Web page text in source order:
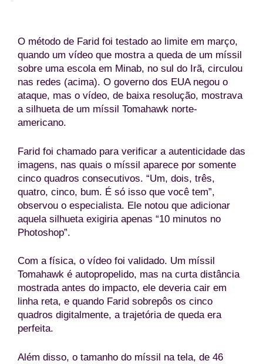
O método de Farid foi testado ao limite em março,
quando um vídeo que mostra a queda de um míssil
sobre uma escola em Minab, no sul do Irã, circulou
nas redes (acima). O governo dos EUA negou o
ataque, mas o vídeo, de baixa resolução, mostrava
a silhueta de um míssil Tomahawk norte-
americano.
Farid foi chamado para verificar a autenticidade das
imagens, nas quais o míssil aparece por somente
cinco quadros consecutivos. “Um, dois, três,
quatro, cinco, bum. É só isso que você tem”,
observou o especialista. Ele notou que adicionar
aquela silhueta exigiria apenas “10 minutos no
Photoshop”.
Com a física, o vídeo foi validado. Um míssil
Tomahawk é autopropelido, mas na curta distância
mostrada antes do impacto, ele deveria cair em
linha reta, e quando Farid sobrepôs os cinco
quadros digitalmente, a trajetória de queda era
perfeita.
Além disso, o tamanho do míssil na tela, de 46